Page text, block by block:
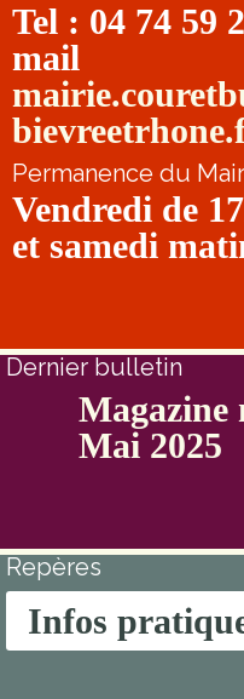
Tel : 04 74 59
mail
Permanence du
Vendredi de
et samedi
Dernier bulletin
Magazine
Mai 2025
Repères
Infos